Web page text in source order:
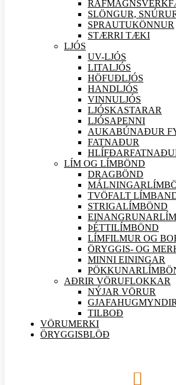
RAFMAGNSVERK
SLÖNGUR,
SPRAUTUKÖNNUR
STÆRRI TÆKI
LJÓS
UV-LJÓS
LITALJÓS
HÖFUÐLJÓS
HANDLJÓS
VINNULJÓS
LJÓSKASTARAR
LJÓSAPENNI
AUKABÚNAÐUR
FATNAÐUR
LÍM OG LÍMBÖND
DRAGBÖND
TVÖFALT
STRIGALÍMBÖND
ÞÉTTILÍMBÖND
LÍMFILMUR OG
ÖRYGGIS- OG
MINNI EININGAR
AÐRIR VÖRUFLOKKAR
NÝJAR VÖRUR
GJAFAHUGMYNDIR
TILBOÐ
VÖRUMERKI
ÖRYGGISBLÖÐ
